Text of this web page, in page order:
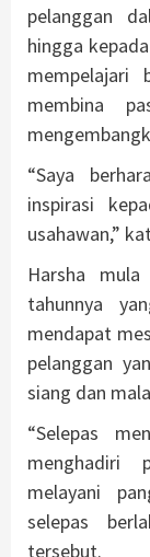
pelanggan
hingga
mempelajari
membina
“Saya
inspirasi
usahawan,”
Harsha
tahunnya
mendapat
pelanggan
siang dan
“Selepas
menghadiri
melayani
selepas
tersebut.